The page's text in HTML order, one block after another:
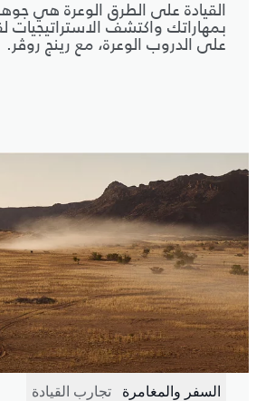
القيادة على الطرق الوعرة هي
بمهاراتك واكتشف الاستراتيجيات
على الدروب الوعرة، مع رينج روڤر.
السفر والمغامرة تجارب القيادة